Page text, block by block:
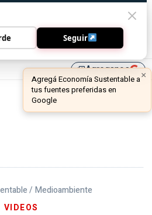
library_addAgreganos
/ Medioambiente
VIDEOS
Seguir